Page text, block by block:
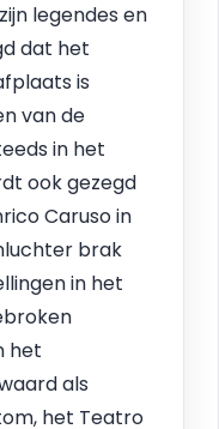
legendes en
dat het
is
van de
in het
ook gezegd
Caruso in
brak
in het
het
als
het Teatro